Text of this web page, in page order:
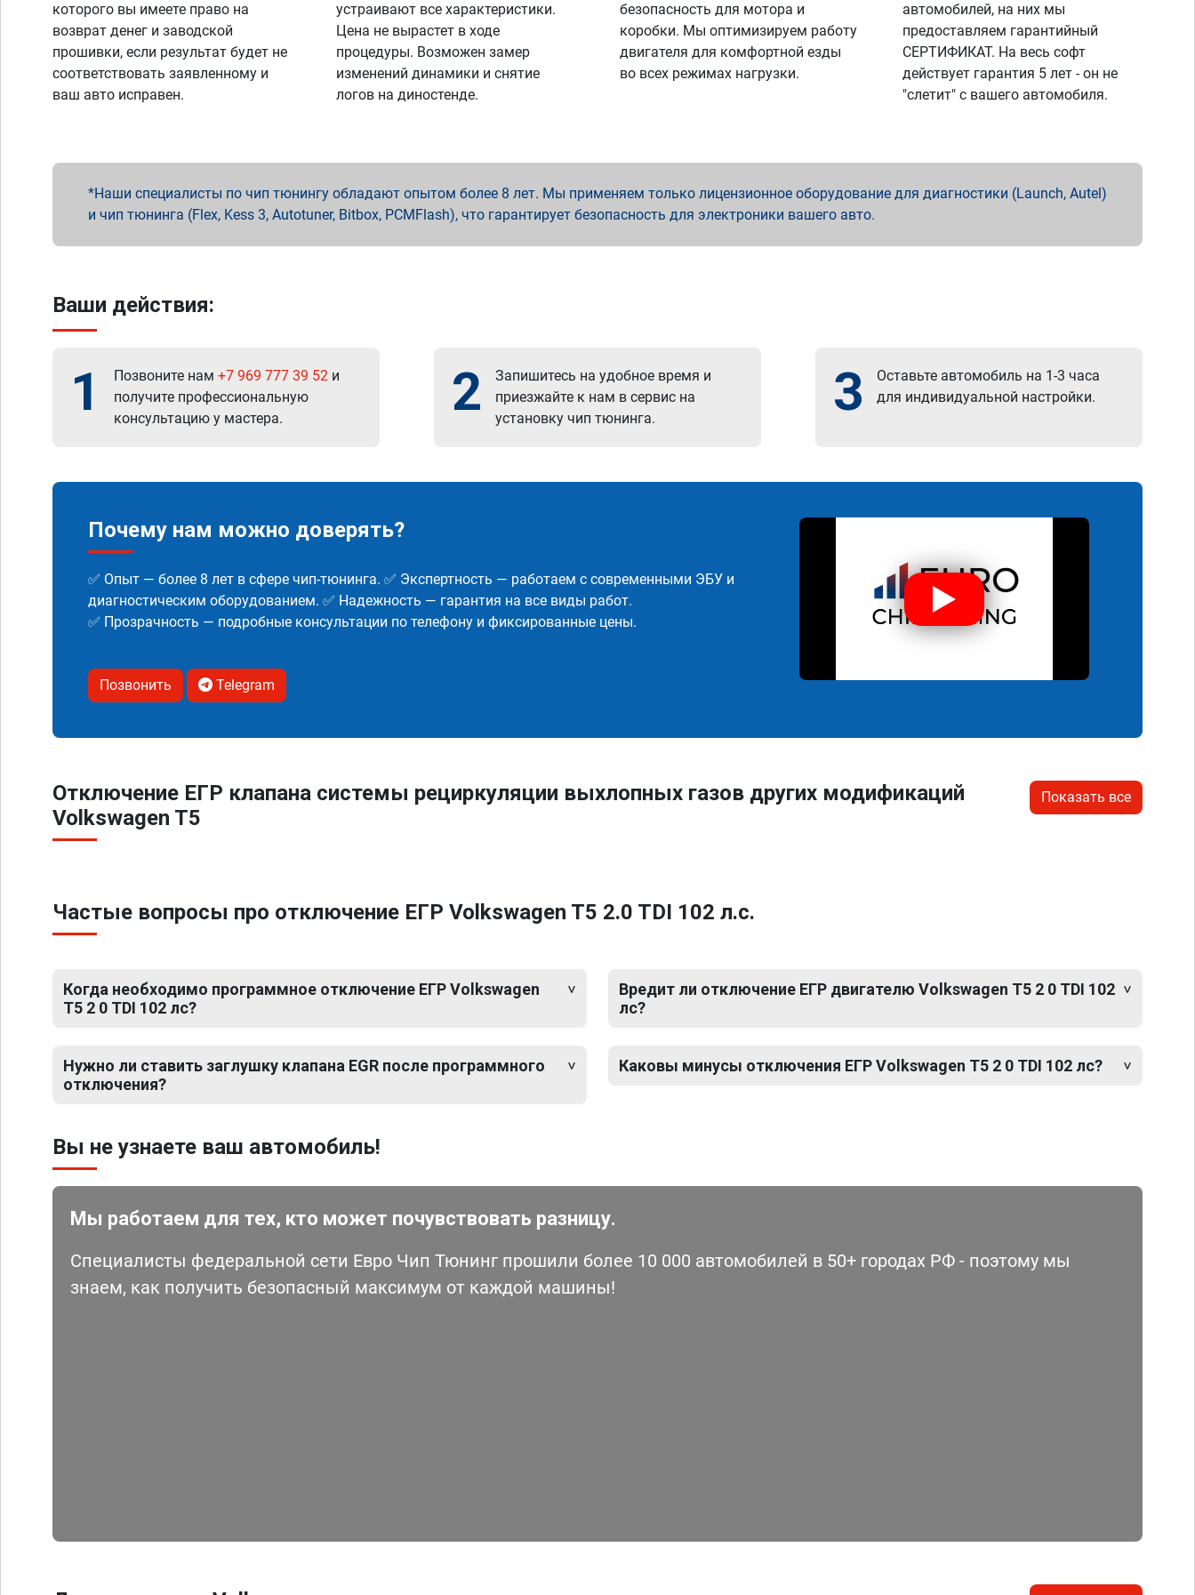
которого вы имеете право на
возврат денег и заводской
прошивки, если результат будет не
соответствовать заявленному и
ваш авто исправен.
устраивают все характеристики.
Цена не вырастет в ходе
процедуры. Возможен замер
изменений динамики и снятие
логов на диностенде.
безопасность для мотора и
коробки. Мы оптимизируем работу
двигателя для комфортной езды
во всех режимах нагрузки.
автомобилей, на них мы
предоставляем гарантийный
СЕРТИФИКАТ. На весь софт
действует гарантия 5 лет - он не
"слетит" с вашего автомобиля.
Наши специалисты по чип тюнингу обладают опытом более 8 лет. Мы применяем только лицензионное оборудование для диагностики (Launch, Autel)
и чип тюнинга (Flex, Kess 3, Autotuner, Bitbox, PCMFlash), что гарантирует безопасность для электроники вашего авто.
Ваши действия:
1 Позвоните нам +7 969 777 39 52 и
получите профессиональную
консультацию у мастера.
2
Запишитесь на удобное время и
приезжайте к нам в сервис на
установку чип тюнинга.
3
Оставьте автомобиль на 1-3 часа
для индивидуальной настройки.
Почему нам можно доверять?
✅ Опыт — более 8 лет в сфере чип-тюнинга. ✅ Экспертность — работаем с современными ЭБУ и
диагностическим оборудованием. ✅ Надежность — гарантия на все виды работ.
✅ Прозрачность — подробные консультации по телефону и фиксированные цены.
Позвонить Telegram
Отключение ЕГР клапана системы рециркуляции выхлопных газов других модификаций
Volkswagen T5
Показать все
Частые вопросы про отключение ЕГР Volkswagen T5 2.0 TDI 102 л.с.
Когда необходимо программное отключение ЕГР Volkswagen
T5 2 0 TDI 102 лс?
Нужно ли ставить заглушку клапана EGR после программного
отключения?
Вредит ли отключение ЕГР двигателю Volkswagen T5 2 0 TDI 102
лс?
Каковы минусы отключения ЕГР Volkswagen T5 2 0 TDI 102 лс?
Вы не узнаете ваш автомобиль!
Мы работаем для тех, кто может почувствовать разницу.
Специалисты федеральной сети Евро Чип Тюнинг прошили более 10 000 автомобилей в 50+ городах РФ - поэтому мы
знаем, как получить безопасный максимум от каждой машины!